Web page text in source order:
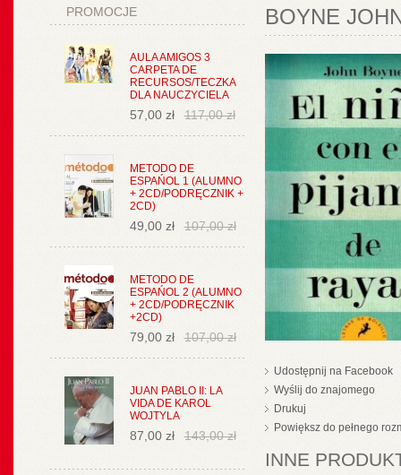
PROMOCJE
AULA AMIGOS 3
CARPETA DE
RECURSOS/TECZKA
DLA NAUCZYCIELA
57,00 zł 117,00 zł
METODO DE
ESPAŃOL 1 (ALUMNO
+ 2CD/PODRĘCZNIK +
2CD)
49,00 zł 107,00 zł
METODO DE
ESPAŃOL 2 (ALUMNO
+ 2CD/PODRĘCZNIK
+2CD)
79,00 zł 107,00 zł
JUAN PABLO II: LA
VIDA DE KAROL
WOJTYLA
87,00 zł 143,00 zł
BOYNE
Udostępnij na Facebook
Wyślij do znajomego
Drukuj
Powiększ do pełnego
INNE